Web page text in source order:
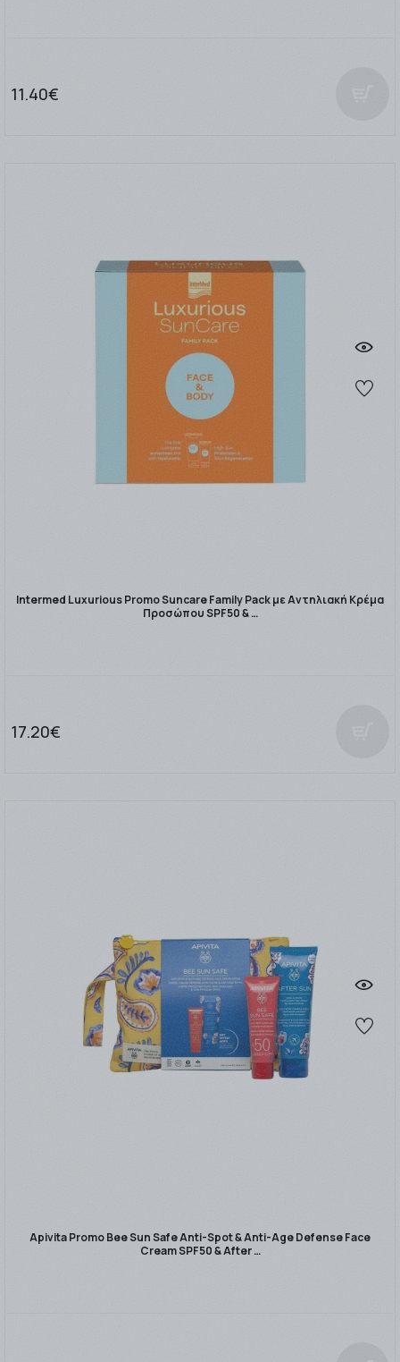
11.40€
Intermed Luxurious Promo Suncare Family Pack με Αντηλιακή Κρέμα
Προσώπου SPF50 & …
17.20€
Apivita Promo Bee Sun Safe Anti-Spot & Anti-Age Defense Face
Cream SPF50 & After …